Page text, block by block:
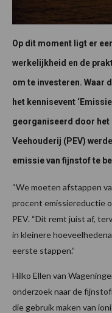
Op dit moment ligt er
werkelijkheid en de
om te investeren. Waar
het kennisevent
georganiseerd door
Veehouderij (PEV)
emissie van fijnstof te
“We moeten afstappen
procent emissiereductie
PEV. “Dit remt juist af,
in kleinere
eerste stappen.”
Hilko Ellen van
onderzoek naar de
die gebruik maken van